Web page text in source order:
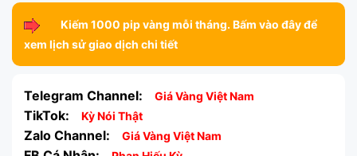
Kiếm 1000 pip vàng mỗi tháng. Bấm vào đây để
xem lịch sử giao dịch chi tiết
Telegram Channel: Giá Vàng Việt Nam
TikTok: Kỳ Nói Thật
Zalo Channel: Giá Vàng Việt Nam